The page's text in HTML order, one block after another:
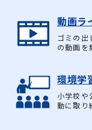
動画ラ
ゴミの出
の動画を
環境学
小学校や
動に取り